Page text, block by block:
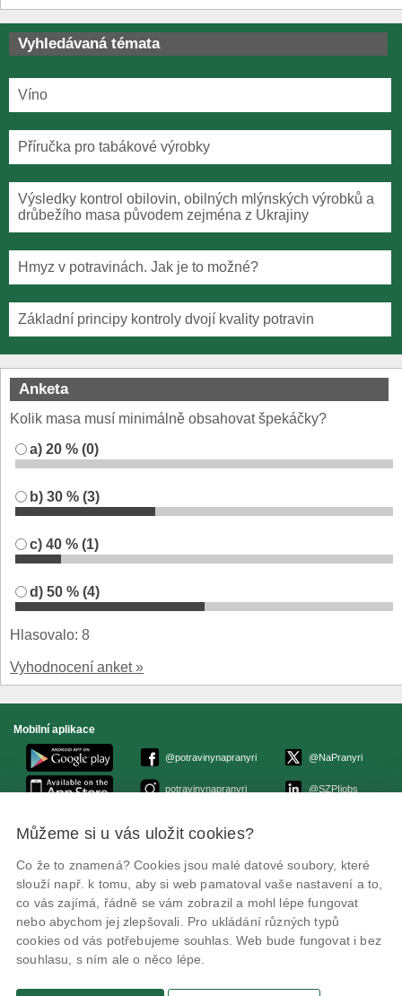
Vyhledávaná témata
Víno
Příručka pro tabákové výrobky
Výsledky kontrol obilovin, obilných mlýnských výrobků a
drůbežího masa původem zejména z Ukrajiny
Hmyz v potravinách. Jak je to možné?
Základní principy kontroly dvojí kvality potravin
Anketa
Kolik masa musí minimálně obsahovat špekáčky?
a) 20 % (0)
b) 30 % (3)
c) 40 % (1)
d) 50 % (4)
Hlasovalo: 8
Vyhodnocení anket »
Mobilní aplikace
@potravinynapranyri
potravinynapranyri
@NaPranyri
@SZPIjobs
© Státní zemědělská a potravinářská inspekce 2026.
ID datové schránky: avraiqg
IČO: 75014149, DIČ: CZ75014149
Prohlášení o přístupnosti|Zásady ochrany soukromí
Můžeme si u vás uložit cookies?
Co že to znamená? Cookies jsou malé datové soubory, které
slouží např. k tomu, aby si web pamatoval vaše nastavení a to,
co vás zajímá, řádně se vám zobrazil a mohl lépe fungovat
nebo abychom jej zlepšovali. Pro ukládání různých typů
cookies od vás potřebujeme souhlas. Web bude fungovat i bez
souhlasu, s ním ale o něco lépe.